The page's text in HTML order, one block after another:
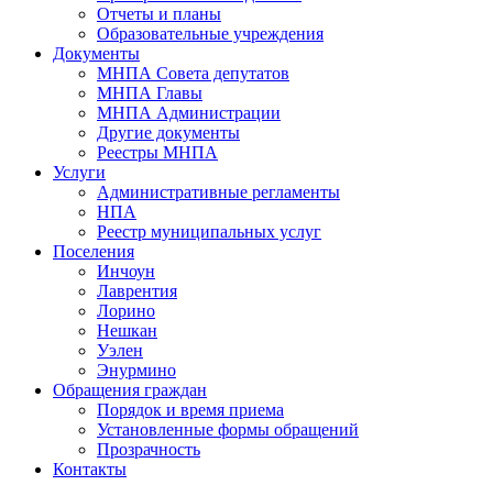
Отчеты и планы
Образовательные учреждения
Документы
МНПА Совета депутатов
МНПА Главы
МНПА Администрации
Другие документы
Реестры МНПА
Услуги
Административные регламенты
НПА
Реестр муниципальных услуг
Поселения
Инчоун
Лаврентия
Лорино
Нешкан
Уэлен
Энурмино
Обращения граждан
Порядок и время приема
Установленные формы обращений
Прозрачность
Контакты